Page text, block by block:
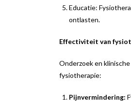
Educatie:
ontlasten.
Effectiviteit van
Onderzoek en
fysiotherapie:
Pijnvermindering: